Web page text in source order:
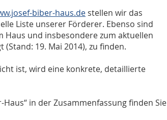
biber-haus.de stellen wir das
Liste unserer Förderer. Ebenso sind
Haus und insbesondere zum aktuellen
19. Mai 2014), zu finden.
ist, wird eine konkrete, detaillierte
Haus“ in der Zusammenfassung finden Sie